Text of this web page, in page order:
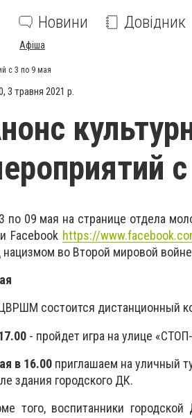
Новини Довідник
Афіша
с 3 по 9 мая
3 травня 2021 р.
по 09 мая на странице отдела
Facebook https://
нацизмом во Второй мировой
состоится дистанционный
- пройдет игра на улице
в 16.00 приглашаем на уличный
здания городского ДК.
того, воспитанники